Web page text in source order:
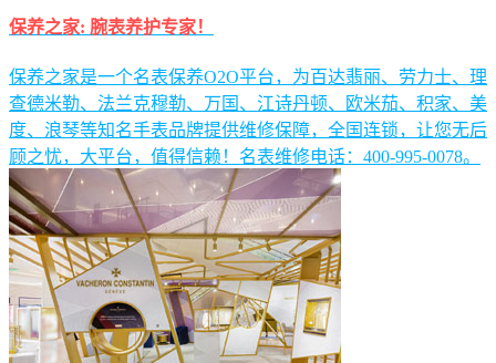
保养之家: 腕表养护专家！
保养之家是一个名表保养O2O平台，为百达翡丽、劳力士、理
查德米勒、法兰克穆勒、万国、江诗丹顿、欧米茄、积家、美
度、浪琴等知名手表品牌提供维修保障，全国连锁，让您无后
顾之忧，大平台，值得信赖！名表维修电话：400-995-0078。